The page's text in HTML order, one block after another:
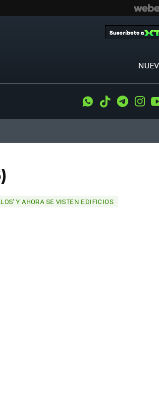
Suscríbete a
WhatsApp
Tiktok
Y AHORA SE VISTEN EDIFICIOS